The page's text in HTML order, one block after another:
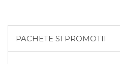
PACHETE SI PROMOTII